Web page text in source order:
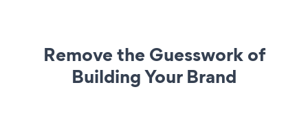
Remove the Guesswork of
Building Your Brand